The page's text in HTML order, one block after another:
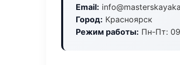
Email:
Город: Красноярск
Режим работы: Пн-Пт: